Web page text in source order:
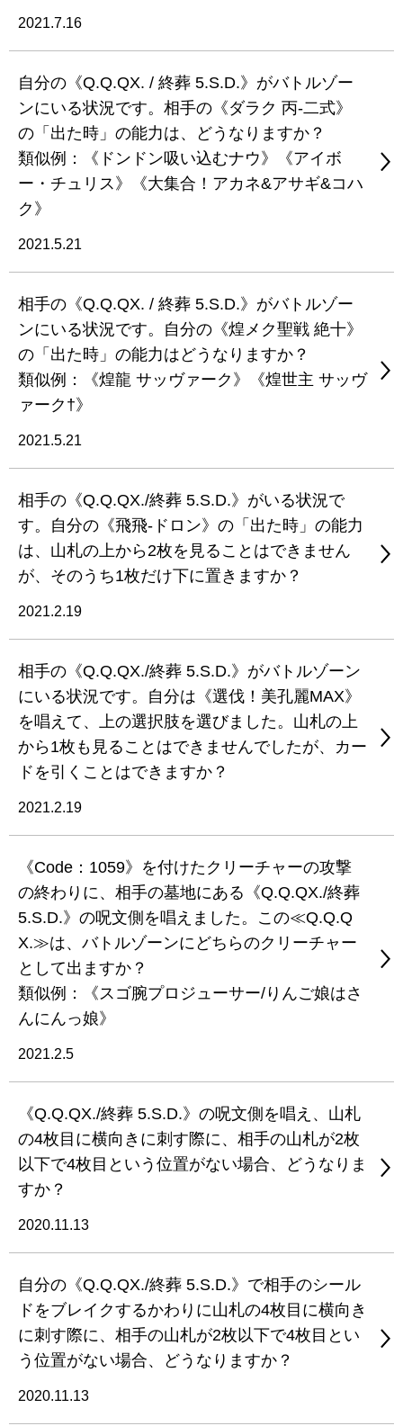
2021.7.16
自分の《Q.Q.QX. / 終葬 5.S.D.》がバトルゾー
ンにいる状況です。相手の《ダラク 丙-二式》
の「出た時」の能力は、どうなりますか？
類似例：《ドンドン吸い込むナウ》《アイボ
ー・チュリス》《大集合！アカネ&アサギ&コハ
ク》
2021.5.21
相手の《Q.Q.QX. / 終葬 5.S.D.》がバトルゾー
ンにいる状況です。自分の《煌メク聖戦 絶十》
の「出た時」の能力はどうなりますか？
類似例：《煌龍 サッヴァーク》《煌世主 サッヴ
ァーク†》
2021.5.21
相手の《Q.Q.QX./終葬 5.S.D.》がいる状況で
す。自分の《飛飛-ドロン》の「出た時」の能力
は、山札の上から2枚を見ることはできません
が、そのうち1枚だけ下に置きますか？
2021.2.19
相手の《Q.Q.QX./終葬 5.S.D.》がバトルゾーン
にいる状況です。自分は《選伐！美孔麗MAX》
を唱えて、上の選択肢を選びました。山札の上
から1枚も見ることはできませんでしたが、カー
ドを引くことはできますか？
2021.2.19
《Code：1059》を付けたクリーチャーの攻撃
の終わりに、相手の墓地にある《Q.Q.QX./終葬
5.S.D.》の呪文側を唱えました。この≪Q.Q.Q
X.≫は、バトルゾーンにどちらのクリーチャー
として出ますか？
類似例：《スゴ腕プロジューサー/りんご娘はさ
んにんっ娘》
2021.2.5
《Q.Q.QX./終葬 5.S.D.》の呪文側を唱え、山札
の4枚目に横向きに刺す際に、相手の山札が2枚
以下で4枚目という位置がない場合、どうなりま
すか？
2020.11.13
自分の《Q.Q.QX./終葬 5.S.D.》で相手のシール
ドをブレイクするかわりに山札の4枚目に横向き
に刺す際に、相手の山札が2枚以下で4枚目とい
う位置がない場合、どうなりますか？
2020.11.13